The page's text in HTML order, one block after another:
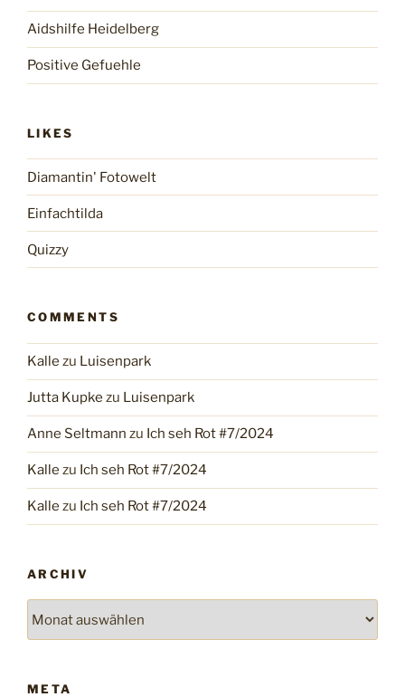
Aidshilfe Heidelberg
Positive Gefuehle
LIKES
Diamantin' Fotowelt
Einfachtilda
Quizzy
COMMENTS
Kalle zu Luisenpark
Jutta Kupke zu Luisenpark
Anne Seltmann zu Ich seh Rot #7/2024
Kalle zu Ich seh Rot #7/2024
Kalle zu Ich seh Rot #7/2024
ARCHIV
META